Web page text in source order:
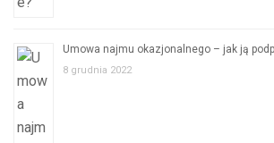
Umowa najmu okazjonalnego – jak ją
8 grudnia 2022